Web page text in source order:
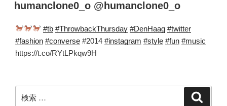
稿
日:
humanclone0_o @humanclone0_o
#tb #ThrowbackThursday #DenHaag #twitter
#fashion #converse #2014 #instagram #style #fun #music
https://t.co/RYtLPkqw9H
索: